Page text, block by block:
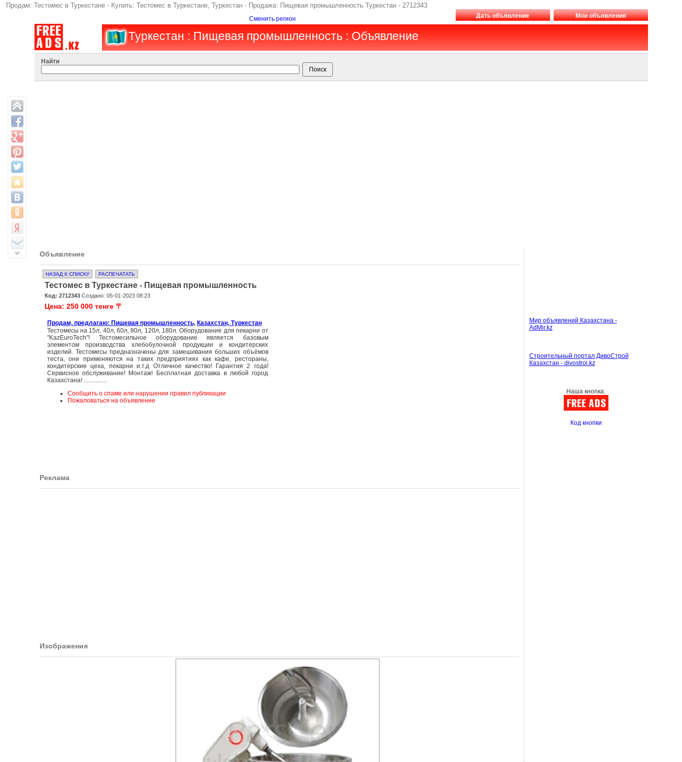
Продам: Тестомес в Туркестане - Купить: Тестомес в Туркестане, Туркестан - Продажа: Пищевая промышленность Туркестан - 2712343
Сменить регион Дать объявление Мои объявления
Туркестан : Пищевая промышленность : Объявление
Найти
Объявление
НАЗАД К СПИСКУ РАСПЕЧАТАТЬ
Тестомес в Туркестане - Пищевая промышленность
Код: 2712343Создано: 05-01-2023 08:23
Цена: 250 000 тенге 〒
Продам, предлагаю: Пищевая промышленность, Казахстан, Туркестан
Тестомесы на 15л, 40л, 60л, 80л, 120л, 180л. Оборудование для пекарни от
"KazEuroTech"! Тестомесильное оборудование является базовым
элементом производства хлебобулочной продукции и кондитерских
изделий. Тестомесы предназначены для замешивания больших объёмов
теста, они применяются на таких предприятиях как кафе, рестораны,
кондитерские цеха, пекарни и.т.д Отличное качество! Гарантия 2 года!
Сервисное обслуживание! Монтаж! Бесплатная доставка в любой город
Казахстана! ...............
Сообщить о спаме или нарушении правил публикации
Пожаловаться на объявление
Реклама
Изображения
Мир объявлений Казахстана -
AdMir.kz
Строительный портал ДивоСтрой
Казахстан - divostroi.kz
Наша кнопка:
Код кнопки